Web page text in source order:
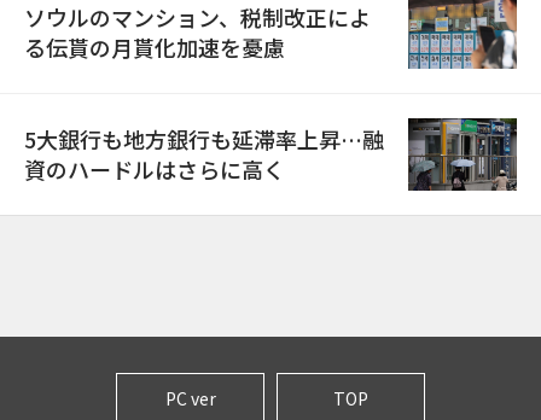
ソウルのマンション、税制改正によ
る伝貰の月貰化加速を憂慮
5大銀行も地方銀行も延滞率上昇…融
資のハードルはさらに高く
PC ver TOP